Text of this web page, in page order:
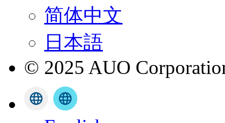
简体中文
日本語
© 2025 AUO